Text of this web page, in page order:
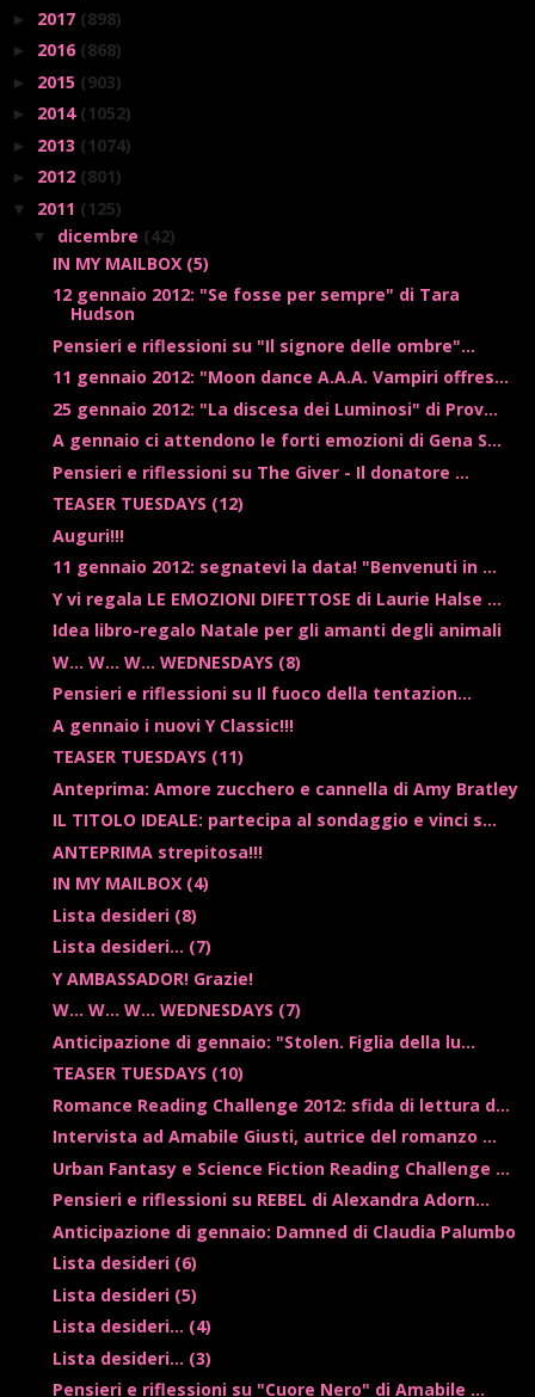
► 2017 (898)
► 2016 (868)
► 2015 (903)
► 2014 (1052)
► 2013 (1074)
► 2012 (801)
▼ 2011 (125)
▼ dicembre (42)
IN MY MAILBOX (5)
12 gennaio 2012: "Se fosse per sempre" di Tara
Hudson
Pensieri e riflessioni su "Il signore delle ombre"...
11 gennaio 2012: "Moon dance A.A.A. Vampiri offres...
25 gennaio 2012: "La discesa dei Luminosi" di Prov...
A gennaio ci attendono le forti emozioni di Gena S...
Pensieri e riflessioni su The Giver - Il donatore ...
TEASER TUESDAYS (12)
Auguri!!!
11 gennaio 2012: segnatevi la data! "Benvenuti in ...
Y vi regala LE EMOZIONI DIFETTOSE di Laurie Halse ...
Idea libro-regalo Natale per gli amanti degli animali
W... W... W... WEDNESDAYS (8)
Pensieri e riflessioni su Il fuoco della tentazion...
A gennaio i nuovi Y Classic!!!
TEASER TUESDAYS (11)
Anteprima: Amore zucchero e cannella di Amy Bratley
IL TITOLO IDEALE: partecipa al sondaggio e vinci s...
ANTEPRIMA strepitosa!!!
IN MY MAILBOX (4)
Lista desideri (8)
Lista desideri... (7)
Y AMBASSADOR! Grazie!
W... W... W... WEDNESDAYS (7)
Anticipazione di gennaio: "Stolen. Figlia della lu...
TEASER TUESDAYS (10)
Romance Reading Challenge 2012: sfida di lettura d...
Intervista ad Amabile Giusti, autrice del romanzo ...
Urban Fantasy e Science Fiction Reading Challenge ...
Pensieri e riflessioni su REBEL di Alexandra Adorn...
Anticipazione di gennaio: Damned di Claudia Palumbo
Lista desideri (6)
Lista desideri (5)
Lista desideri... (4)
Lista desideri... (3)
Pensieri e riflessioni su "Cuore Nero" di Amabile ...